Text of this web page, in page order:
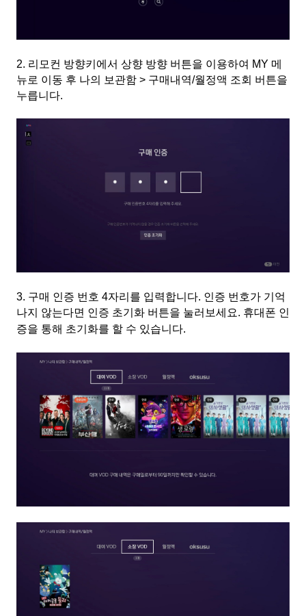
2. 리모컨 방향키에서 상향 방향 버튼을 이용하여 MY 메
뉴로 이동 후 나의 보관함 > 구매내역/월정액 조회 버튼을
누릅니다.
3. 구매 인증 번호 4자리를 입력합니다. 인증 번호가 기억
나지 않는다면 인증 초기화 버튼을 눌러보세요. 휴대폰 인
증을 통해 초기화를 할 수 있습니다.